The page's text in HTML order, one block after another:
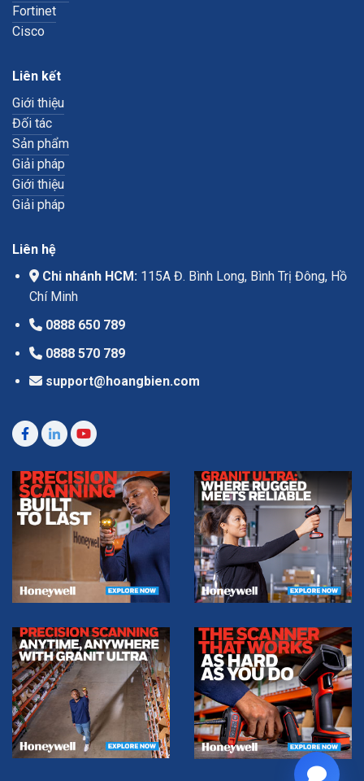
Fortinet
Cisco
Liên kết
Giới thiệu
Đối tác
Sản phẩm
Giải pháp
Giới thiệu
Giải pháp
Liên hệ
Chi nhánh HCM:115A Đ. Bình Long, Bình Trị Đông, Hồ
Chí Minh
0888 650 789
0888 570 789
support@hoangbien.com